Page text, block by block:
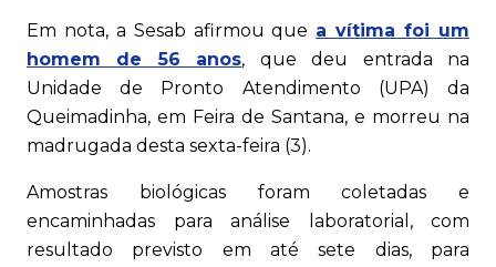
Em nota, a Sesab afirmou que a vítima foi um
homem de 56 anos, que deu entrada na
Unidade de Pronto Atendimento (UPA) da
Queimadinha, em Feira de Santana, e morreu na
madrugada desta sexta-feira (3).
Amostras biológicas foram coletadas e
encaminhadas para análise laboratorial, com
resultado previsto em até sete dias, para